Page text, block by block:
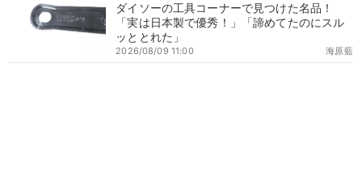
ダイソーの工具コーナーで見つけた名品！
「実は日本製で優秀！」「諦めてたのにスル
ッととれた」
海原藍
2026/08/09 11:00